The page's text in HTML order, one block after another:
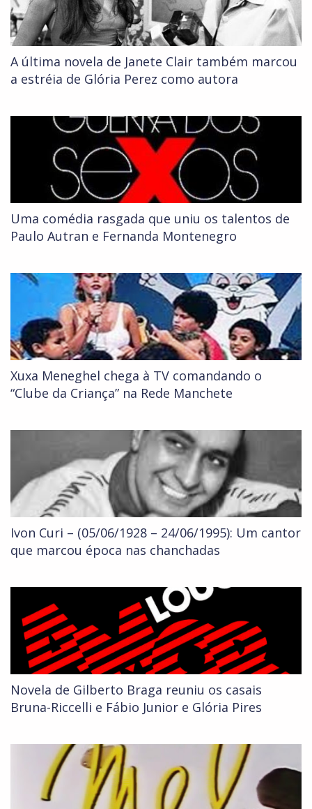
A última novela de Janete Clair também marcou
a estréia de Glória Perez como autora
Uma comédia rasgada que uniu os talentos de
Paulo Autran e Fernanda Montenegro
Xuxa Meneghel chega à TV comandando o
“Clube da Criança” na Rede Manchete
Ivon Curi – (05/06/1928 – 24/06/1995): Um cantor
que marcou época nas chanchadas
Novela de Gilberto Braga reuniu os casais
Bruna-Riccelli e Fábio Junior e Glória Pires